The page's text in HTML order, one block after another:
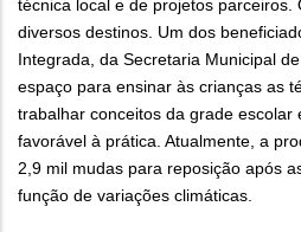
técnica local e de projetos parceiros.
diversos destinos. Um dos
Integrada, da Secretaria Municipal
espaço para ensinar às crianças as
trabalhar conceitos da grade escolar
favorável à prática. Atualmente, a
2,9 mil mudas para reposição após
função de variações climáticas.